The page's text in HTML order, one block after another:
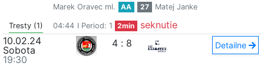
Marek Oravec ml.
AA 27 Matej Janke
Tresty (1) 04:44 I Period: 1 2min
seknutie
10.02.24
Sobota
19:30
4 : 8 Detailne